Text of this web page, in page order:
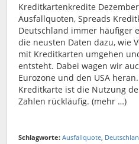
Kreditkartenkredite
Ausfallquoten, Spreads
Deutschland immer häufiger
die neusten Daten dazu, wie
mit Kreditkarten umgehen
entsteht. Dabei wagen wir
Eurozone und den USA
Kreditkarte ist die Nutzung
Zahlen rückläufig. (mehr …)
Schlagworte: Ausfallquote